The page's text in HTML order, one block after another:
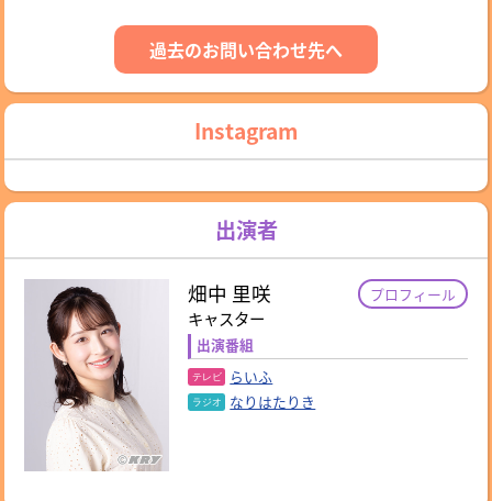
過去のお問い合わせ先へ
Instagram
出演者
畑中 里咲
キャスター
プロフィール
出演番組
らいふ
なりはたりき